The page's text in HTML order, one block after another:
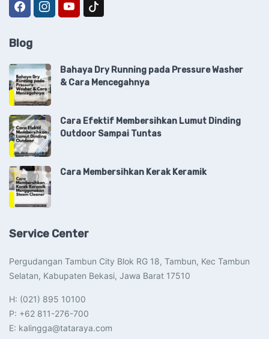
Blog
Bahaya Dry Running pada Pressure Washer
& Cara Mencegahnya
Cara Efektif Membersihkan Lumut Dinding
Outdoor Sampai Tuntas
Cara Membersihkan Kerak Keramik
Service Center
Pergudangan Tambun City Blok RG 18, Tambun, Kec Tambun
Selatan, Kabupaten Bekasi, Jawa Barat 17510​
H: (021) 895 10100
P: +62 811-276-700
E: kalingga@tataraya.com